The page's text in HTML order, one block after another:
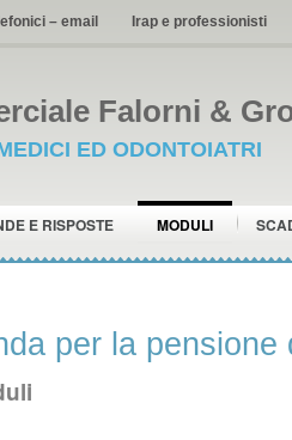
– email Irap e professionisti
Falorni &
ED ODONTOIATRI
E RISPOSTE MODULI
per la pensione